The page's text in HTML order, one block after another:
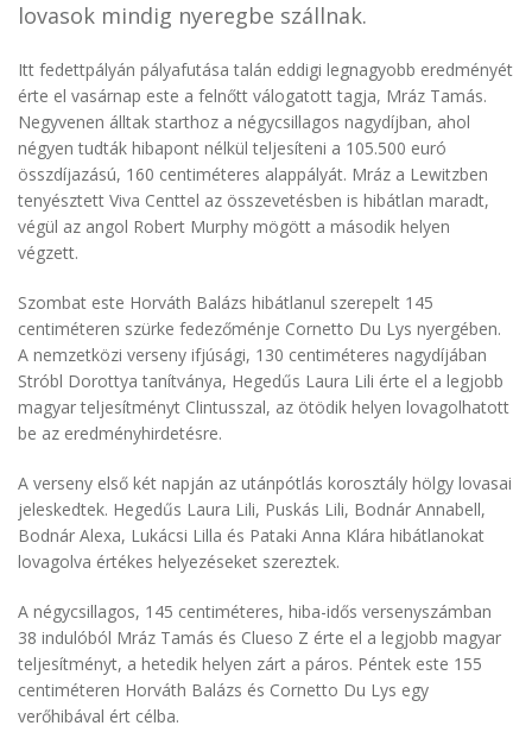
lovasok mindig nyeregbe szállnak.
Itt fedettpályán pályafutása talán eddigi legnagyobb eredményét
érte el vasárnap este a felnőtt válogatott tagja, Mráz Tamás.
Negyvenen álltak starthoz a négycsillagos nagydíjban, ahol
négyen tudták hibapont nélkül teljesíteni a 105.500 euró
összdíjazású, 160 centiméteres alappályát. Mráz a Lewitzben
tenyésztett Viva Centtel az összevetésben is hibátlan maradt,
végül az angol Robert Murphy mögött a második helyen
végzett.
Szombat este Horváth Balázs hibátlanul szerepelt 145
centiméteren szürke fedezőménje Cornetto Du Lys nyergében.
A nemzetközi verseny ifjúsági, 130 centiméteres nagydíjában
Stróbl Dorottya tanítványa, Hegedűs Laura Lili érte el a legjobb
magyar teljesítményt Clintusszal, az ötödik helyen lovagolhatott
be az eredményhirdetésre.
A verseny első két napján az utánpótlás korosztály hölgy lovasai
jeleskedtek. Hegedűs Laura Lili, Puskás Lili, Bodnár Annabell,
Bodnár Alexa, Lukácsi Lilla és Pataki Anna Klára hibátlanokat
lovagolva értékes helyezéseket szereztek.
A négycsillagos, 145 centiméteres, hiba-idős versenyszámban
38 indulóból Mráz Tamás és Clueso Z érte el a legjobb magyar
teljesítményt, a hetedik helyen zárt a páros. Péntek este 155
centiméteren Horváth Balázs és Cornetto Du Lys egy
verőhibával ért célba.